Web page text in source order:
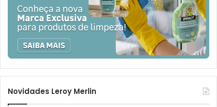
Novidades Leroy Merlin